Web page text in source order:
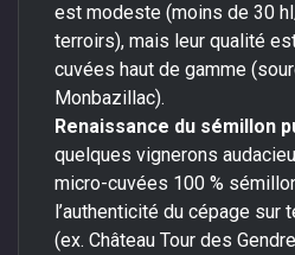
est modeste (moins de 30
terroirs), mais leur qualité
cuvées haut de gamme
Monbazillac).
Renaissance du sémillon
quelques vignerons
micro-cuvées 100 %
l’authenticité du cépage sur
(ex. Château Tour des